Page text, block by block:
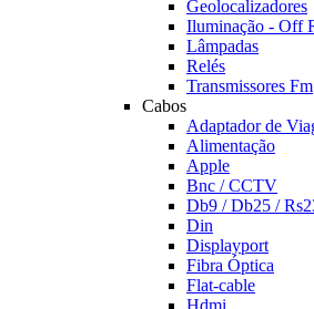
Geolocalizadores
Iluminação - Off
Lâmpadas
Relés
Transmissores Fm
Cabos
Adaptador de
Alimentação
Apple
Bnc / CCTV
Db9 / Db25 /
Din
Displayport
Fibra Óptica
Flat-cable
Hdmi